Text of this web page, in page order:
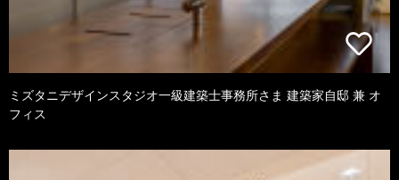
ミズタニデザインスタジオ一級建築士事務所さま 建築家自邸 兼 オ
フィス